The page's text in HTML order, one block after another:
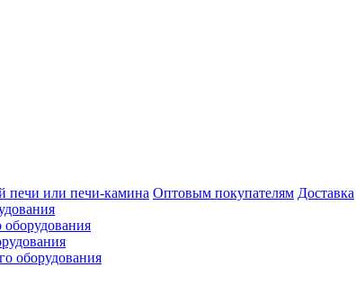
печи или печи-камина
оборудования
Оптовым покупателям Доставка